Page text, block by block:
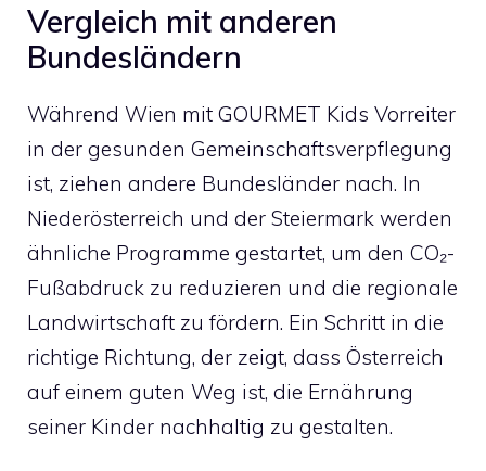
Vergleich mit anderen
Bundesländern
Während Wien mit GOURMET Kids Vorreiter
in der gesunden Gemeinschaftsverpflegung
ist, ziehen andere Bundesländer nach. In
Niederösterreich und der Steiermark werden
ähnliche Programme gestartet, um den CO₂-
Fußabdruck zu reduzieren und die regionale
Landwirtschaft zu fördern. Ein Schritt in die
richtige Richtung, der zeigt, dass Österreich
auf einem guten Weg ist, die Ernährung
seiner Kinder nachhaltig zu gestalten.